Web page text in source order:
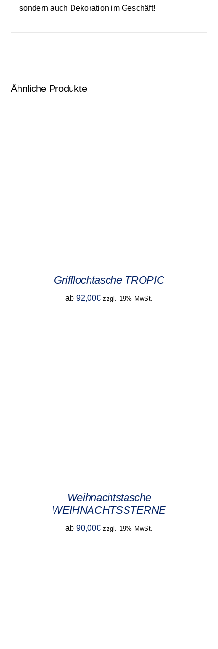
sondern auch Dekoration im Geschäft!
Ähnliche Produkte
Grifflochtasche TROPIC
ab 92,00€ zzgl. 19% MwSt.
Weihnachtstasche
WEIHNACHTSSTERNE
ab 90,00€ zzgl. 19% MwSt.